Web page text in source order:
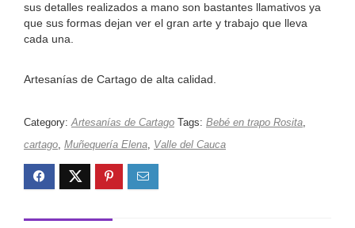
sus detalles realizados a mano son bastantes llamativos ya
que sus formas dejan ver el gran arte y trabajo que lleva
cada una.
Artesanías de Cartago de alta calidad.
Category:Artesanías de Cartago Tags: Bebé en trapo Rosita,
cartago, Muñequería Elena, Valle del Cauca